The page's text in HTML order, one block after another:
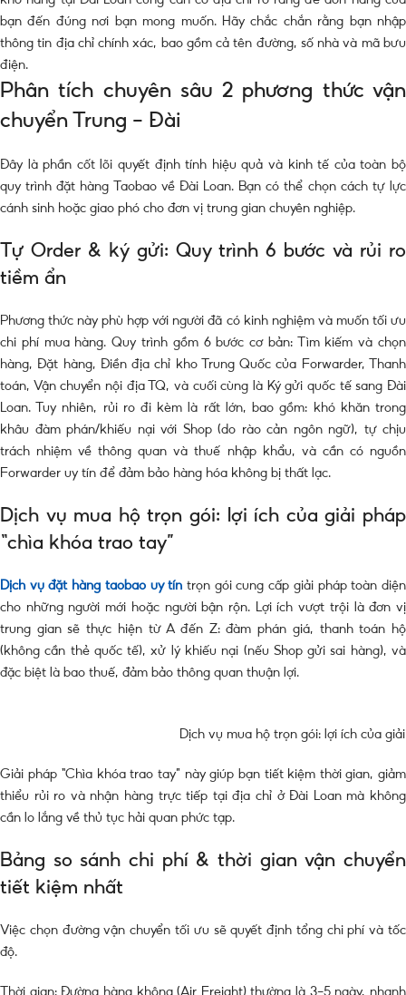
bạn đến đúng nơi bạn mong muốn. Hãy chắc chắn rằng bạn nhập
thông tin địa chỉ chính xác, bao gồm cả tên đường, số nhà và mã bưu
điện.
Phân tích chuyên sâu 2 phương thức vận
chuyển Trung – Đài
Đây là phần cốt lõi quyết định tính hiệu quả và kinh tế của toàn bộ
quy trình đặt hàng Taobao về Đài Loan. Bạn có thể chọn cách tự lực
cánh sinh hoặc giao phó cho đơn vị trung gian chuyên nghiệp.
Tự Order & ký gửi: Quy trình 6 bước và rủi ro
tiềm ẩn
Phương thức này phù hợp với người đã có kinh nghiệm và muốn tối ưu
chi phí mua hàng. Quy trình gồm 6 bước cơ bản: Tìm kiếm và chọn
hàng, Đặt hàng, Điền địa chỉ kho Trung Quốc của Forwarder, Thanh
toán, Vận chuyển nội địa TQ, và cuối cùng là Ký gửi quốc tế sang Đài
Loan. Tuy nhiên, rủi ro đi kèm là rất lớn, bao gồm: khó khăn trong
khâu đàm phán/khiếu nại với Shop (do rào cản ngôn ngữ), tự chịu
trách nhiệm về thông quan và thuế nhập khẩu, và cần có nguồn
Forwarder uy tín để đảm bảo hàng hóa không bị thất lạc.
Dịch vụ mua hộ trọn gói: lợi ích của giải pháp
“chìa khóa trao tay”
Dịch vụ đặt hàng taobao uy tín trọn gói cung cấp giải pháp toàn diện
cho những người mới hoặc người bận rộn. Lợi ích vượt trội là đơn vị
trung gian sẽ thực hiện từ A đến Z: đàm phán giá, thanh toán hộ
(không cần thẻ quốc tế), xử lý khiếu nại (nếu Shop gửi sai hàng), và
đặc biệt là bao thuế, đảm bảo thông quan thuận lợi.
Dịch vụ mua hộ trọn gói: lợi ích của
Giải pháp “Chìa khóa trao tay” này giúp bạn tiết kiệm thời gian, giảm
thiểu rủi ro và nhận hàng trực tiếp tại địa chỉ ở Đài Loan mà không
cần lo lắng về thủ tục hải quan phức tạp.
Bảng so sánh chi phí & thời gian vận chuyển
tiết kiệm nhất
Việc chọn đường vận chuyển tối ưu sẽ quyết định tổng chi phí và tốc
độ.
Thời gian: Đường hàng không (Air Freight) thường là 3-5 ngày, nhanh